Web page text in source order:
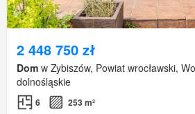
2 448 750 zł
Dom w Zybiszów, Powiat wrocławski,
dolnośląskie
6 253 m²